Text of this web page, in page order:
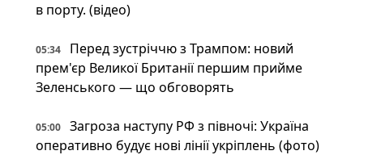
в порту. (відео)
05:34
Перед зустріччю з Трампом: новий
прем'єр Великої Британії першим прийме
Зеленського — що обговорять
05:00
Загроза наступу РФ з півночі: Україна
оперативно будує нові лінії укріплень (фото)